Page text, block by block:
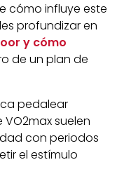
cómo influye este
profundizar en
y cómo
de un plan de
pedalear
VO2max suelen
con periodos
el estímulo